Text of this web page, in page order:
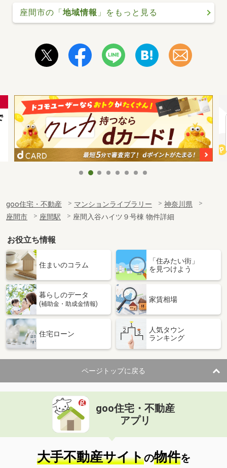
座間市の「 地域情報 」をもっと見る
goo住宅・不動産 マンションライブラリー
神奈川県
座間市
座間駅 座間入谷ハイツ９号棟 物件詳細
お役立ち情報
住まいのコラム
「住みたい街」
を見つけよう
暮らしのデータ
(補助金・助成金情報)
家賃相場
住宅ローン
人気タウン
ランキング
ページトップに戻る
goo住宅・不動産
アプリ
大手不動産サイトの物件を